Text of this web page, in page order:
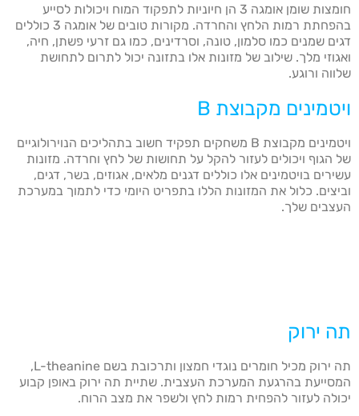
חומצות שומן אומגה 3 הן חיוניות לתפקוד המוח ויכולות לסייע
בהפחתת רמות הלחץ והחרדה. מקורות טובים של אומגה 3 כוללים
דגים שמנים כמו סלמון, טונה, וסרדינים, כמו גם זרעי פשתן, חיה,
ואגוזי מלך. שילוב של מזונות אלו בתזונה יכול לתרום לתחושת
שלווה ורוגע.
ויטמינים מקבוצת B
ויטמינים מקבוצת B משחקים תפקיד חשוב בתהליכים הנוירולוגיים
של הגוף ויכולים לעזור להקל על תחושות של לחץ וחרדה. מזונות
עשירים בויטמינים אלו כוללים דגנים מלאים, אגוזים, בשר, דגים,
וביצים. כלול את המזונות הללו בתפריט היומי כדי לתמוך במערכת
העצבים שלך.
תה ירוק
תה ירוק מכיל חומרים נוגדי חמצון ותרכובת בשם L-theanine,
המסייעת בהרגעת המערכת העצבית. שתיית תה ירוק באופן קבוע
יכולה לעזור להפחית רמות לחץ ולשפר את מצב הרוח.